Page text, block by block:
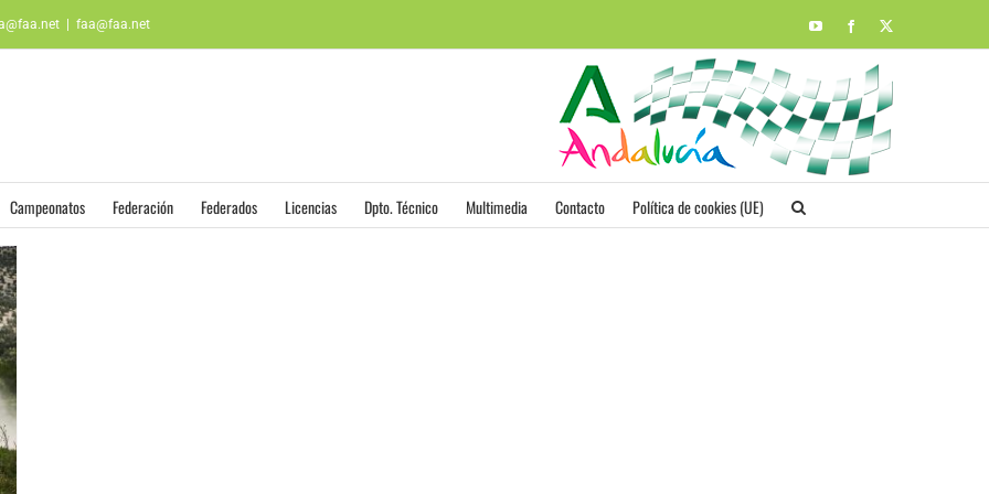
faa@faa.net YouTubeFacebook
Campeonatos Federación Federados Licencias Dpto. Técnico Multimedia Contacto Política de cookies (UE)